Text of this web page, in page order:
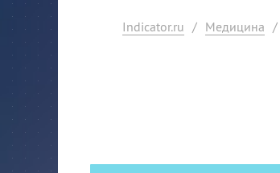
Indicator.ru / Медицина /